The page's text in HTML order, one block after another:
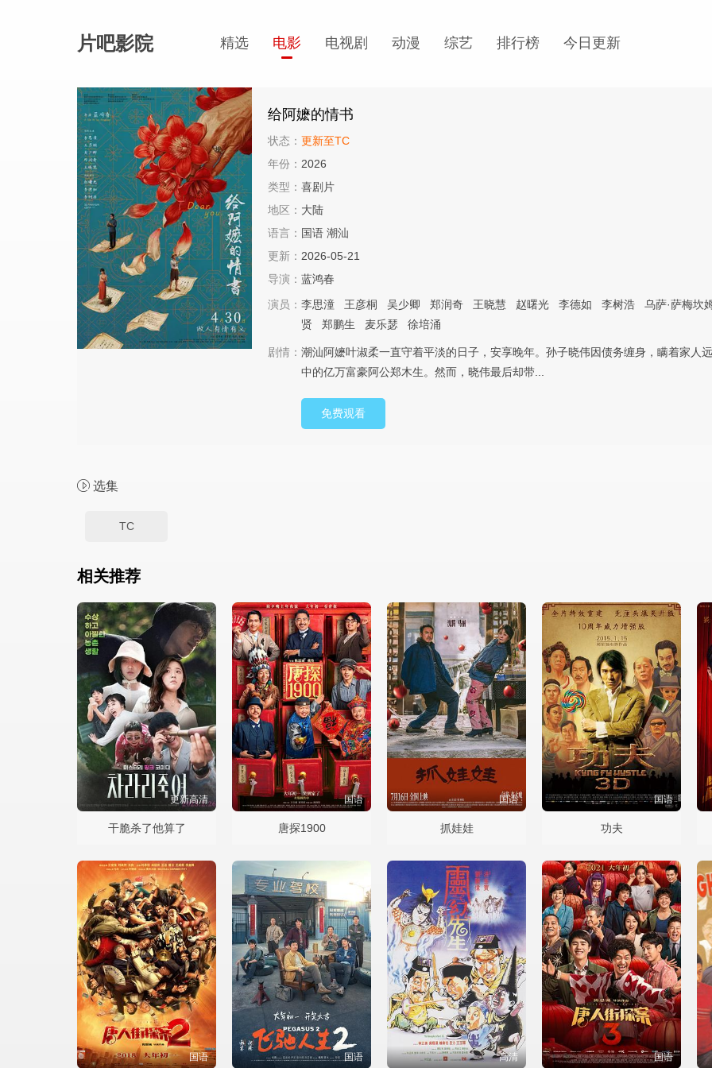
片吧影院 精选 电影 电视剧 动漫 综艺 排行榜 今日更新
给阿嬷的情书
状态： 更新至TC
年份： 2026
类型： 喜剧片
地区： 大陆
语言： 国语 潮汕
更新： 2026-05-21
导演： 蓝鸿春
演员： 李思潼 王彦桐 吴少卿 郑润奇 王晓慧 赵曙光 李德如 李树浩
乌萨·萨梅坎
贤
郑鹏生 麦乐瑟 徐培涌
剧情： 潮汕阿嬷叶淑柔一直守着平淡的日子，安享晚年。孙子晓伟因债务缠身，瞒着家人
中的亿万富豪阿公郑木生。然而，晓伟最后却带...
免费观看
选集
TC
相关推荐
更新高清
干脆杀了他算了
国语
唐探1900
国语
抓娃娃
国语
功夫
国语 国语 高清 国语